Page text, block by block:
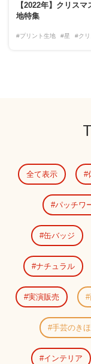
【2022年】クリスマ
地特集
#プリント生地 #星 #ク
全て表示
パッチワ
缶バッジ
ナチュラル
実演販売
手芸のき
インテリア